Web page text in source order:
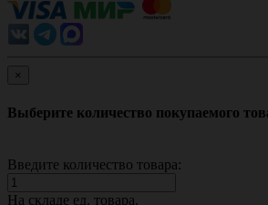
×
Выберите количество покупаемого
Введите количество товара:
На складе ед. товара.